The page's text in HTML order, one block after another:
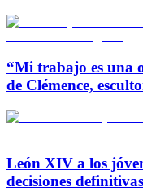
“Mi trabajo es una
de Clémence,
León XIV a los
decisiones definitivas